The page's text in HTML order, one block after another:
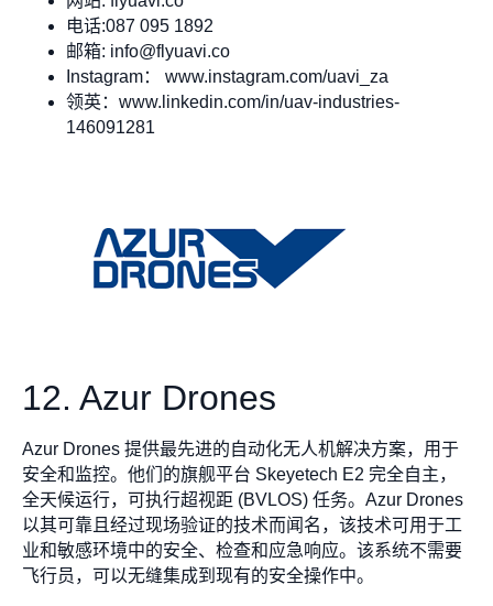
电话:087 095 1892
邮箱: info@flyuavi.co
Instagram： www.instagram.com/uavi_za
领英：www.linkedin.com/in/uav-industries-
146091281
12. Azur Drones
Azur Drones 提供最先进的自动化无人机解决方案，用于
安全和监控。他们的旗舰平台 Skeyetech E2 完全自主，
全天候运行，可执行超视距 (BVLOS) 任务。Azur Drones
以其可靠且经过现场验证的技术而闻名，该技术可用于工
业和敏感环境中的安全、检查和应急响应。该系统不需要
飞行员，可以无缝集成到现有的安全操作中。